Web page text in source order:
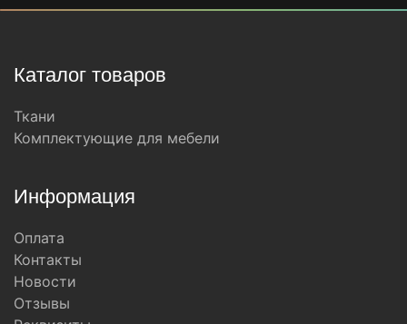
Каталог товаров
Ткани
Комплектующие для мебели
Информация
Оплата
Контакты
Новости
Отзывы